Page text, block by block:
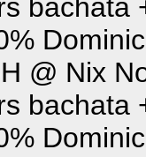
@ Nix
bachata